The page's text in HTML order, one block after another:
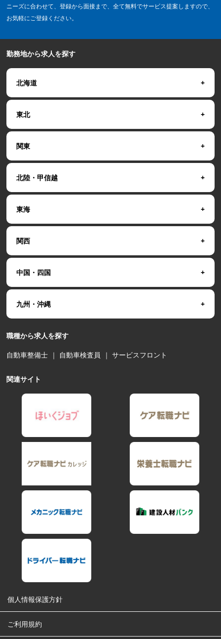
ニーズに合わせて、登録から面接まで、全て無料でサービス提案しますので、
お気軽にご登録ください。
勤務地から求人を探す
北海道
東北
関東
北陸・甲信越
東海
関西
中国・四国
九州・沖縄
職種から求人を探す
自動車整備士 ｜ 自動車検査員 ｜サービスフロント
関連サイト
個人情報保護方針
ご利用規約